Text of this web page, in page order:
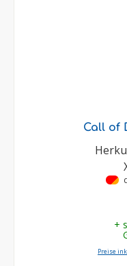
Call of
•
+
Preise